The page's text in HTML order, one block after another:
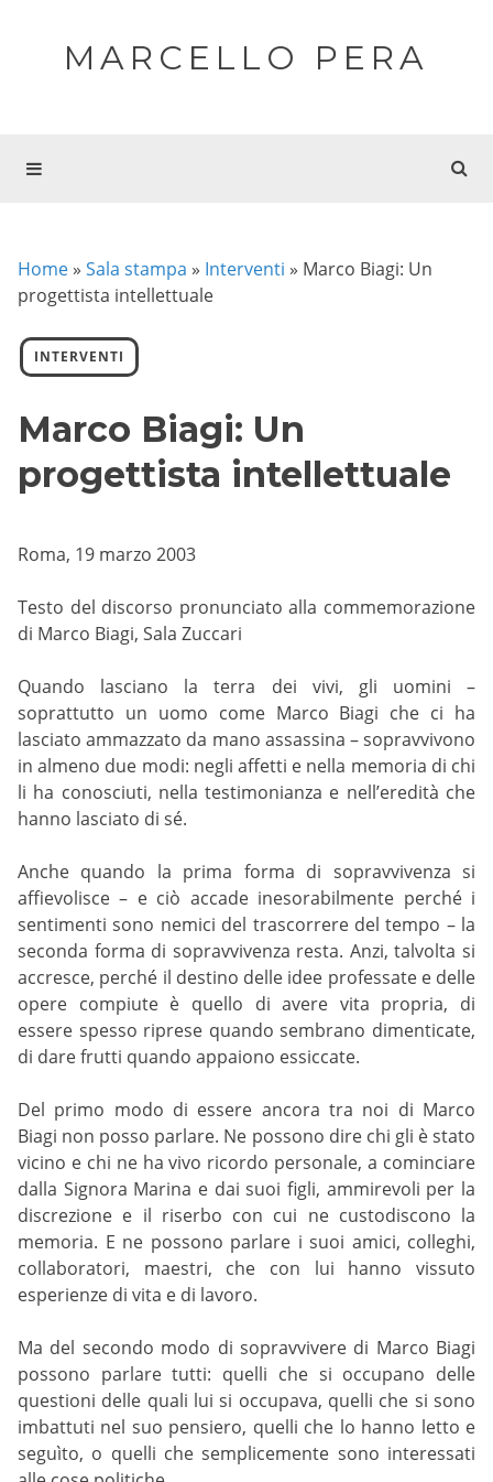
MARCELLO PERA
Home » Sala stampa » Interventi » Marco Biagi: Un
progettista intellettuale
INTERVENTI
Marco Biagi: Un
progettista intellettuale
Roma, 19 marzo 2003
Testo del discorso pronunciato alla commemorazione
di Marco Biagi, Sala Zuccari
Quando lasciano la terra dei vivi, gli uomini –
soprattutto un uomo come Marco Biagi che ci ha
lasciato ammazzato da mano assassina – sopravvivono
in almeno due modi: negli affetti e nella memoria di chi
li ha conosciuti, nella testimonianza e nell’eredità che
hanno lasciato di sé.
Anche quando la prima forma di sopravvivenza si
affievolisce – e ciò accade inesorabilmente perché i
sentimenti sono nemici del trascorrere del tempo – la
seconda forma di sopravvivenza resta. Anzi, talvolta si
accresce, perché il destino delle idee professate e delle
opere compiute è quello di avere vita propria, di
essere spesso riprese quando sembrano dimenticate,
di dare frutti quando appaiono essiccate.
Del primo modo di essere ancora tra noi di Marco
Biagi non posso parlare. Ne possono dire chi gli è stato
vicino e chi ne ha vivo ricordo personale, a cominciare
dalla Signora Marina e dai suoi figli, ammirevoli per la
discrezione e il riserbo con cui ne custodiscono la
memoria. E ne possono parlare i suoi amici, colleghi,
collaboratori, maestri, che con lui hanno vissuto
esperienze di vita e di lavoro.
Ma del secondo modo di sopravvivere di Marco Biagi
possono parlare tutti: quelli che si occupano delle
questioni delle quali lui si occupava, quelli che si sono
imbattuti nel suo pensiero, quelli che lo hanno letto e
seguìto, o quelli che semplicemente sono interessati